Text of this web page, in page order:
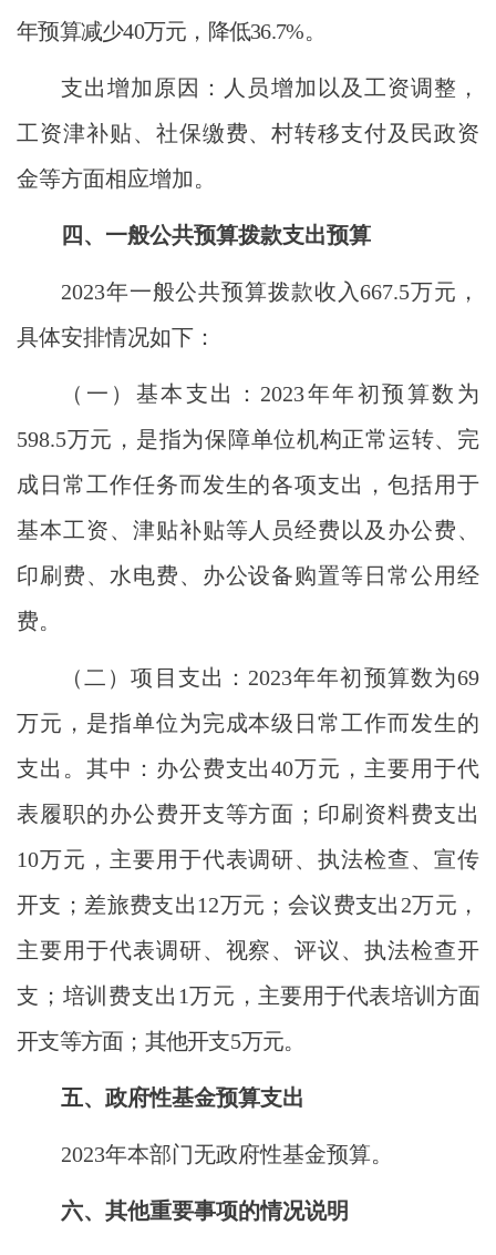
年预算减少40万元，降低36.7%。
支出增加原因：人员增加以及工资调整，
工资津补贴、社保缴费、村转移支付及民政资
金等方面相应增加。
四、一般公共预算拨款支出预算
2023年一般公共预算拨款收入667.5万元，
具体安排情况如下：
（一）基本支出： 2023年年初预算数为
598.5万元，是指为保障单位机构正常运转、完
成日常工作任务而发生的各项支出，包括用于
基本工资、津贴补贴等人员经费以及办公费、
印刷费、水电费、办公设备购置等日常公用经
费。
（二）项目支出： 2023年年初预算数为69
万元，是指单位为完成本级日常工作而发生的
支出。其中：办公费支出40万元，主要用于代
表履职的办公费开支等方面；印刷资料费支出
10万元，主要用于代表调研、执法检查、宣传
开支；差旅费支出12万元；会议费支出2万元，
主要用于代表调研、视察、评议、执法检查开
支；培训费支出1万元 ，主要用于代表培训方面
开支等方面；其他开支5万元。
五、政府性基金预算支出
2023年本部门无政府性基金预算。
六、其他重要事项的情况说明